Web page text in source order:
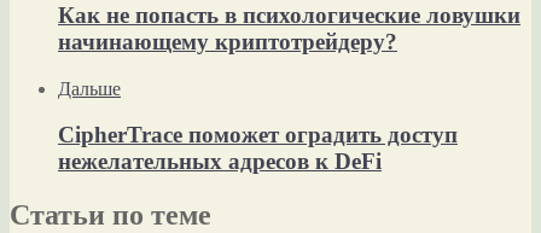
Как не попасть в психологические ловушки
начинающему криптотрейдеру?
Дальше
CipherTrace поможет оградить доступ
нежелательных адресов к DeFi
Статьи по теме